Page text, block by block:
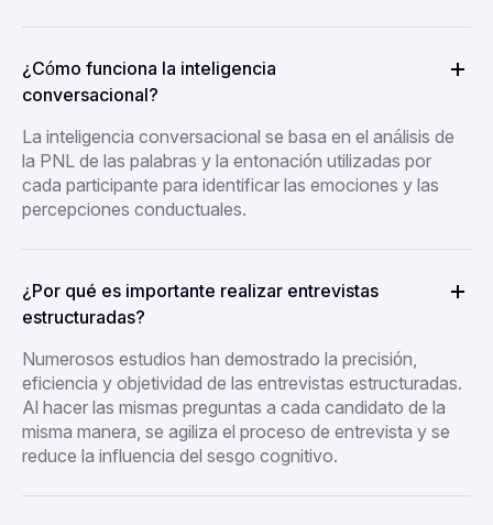
¿Cómo funciona la inteligencia
conversacional?
La inteligencia conversacional se basa en el análisis de
la PNL de las palabras y la entonación utilizadas por
cada participante para identificar las emociones y las
percepciones conductuales.
¿Por qué es importante realizar entrevistas
estructuradas?
Numerosos estudios han demostrado la precisión,
eficiencia y objetividad de las entrevistas estructuradas.
Al hacer las mismas preguntas a cada candidato de la
misma manera, se agiliza el proceso de entrevista y se
reduce la influencia del sesgo cognitivo.